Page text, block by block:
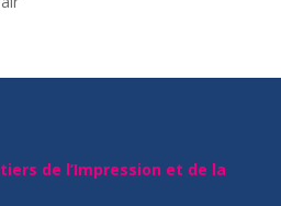
de l’Impression et de la